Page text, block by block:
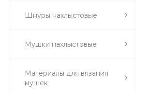
Шнуры нахлыстовые
Мушки нахлыстовые
Материалы для вязания
мушек